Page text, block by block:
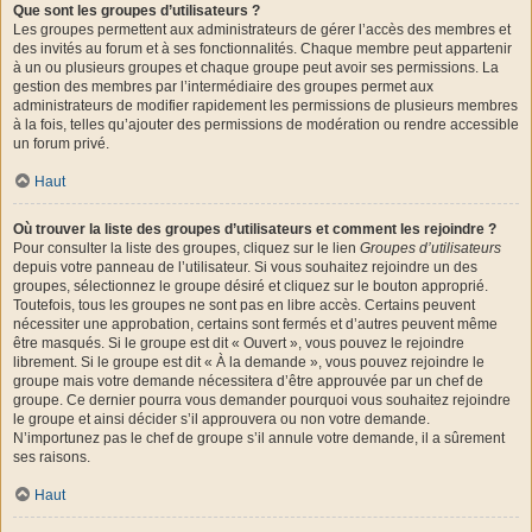
Que sont les groupes d’utilisateurs ?
Les groupes permettent aux administrateurs de gérer l’accès des membres et
des invités au forum et à ses fonctionnalités. Chaque membre peut appartenir
à un ou plusieurs groupes et chaque groupe peut avoir ses permissions. La
gestion des membres par l’intermédiaire des groupes permet aux
administrateurs de modifier rapidement les permissions de plusieurs membres
à la fois, telles qu’ajouter des permissions de modération ou rendre accessible
un forum privé.
Haut
Où trouver la liste des groupes d’utilisateurs et comment les rejoindre ?
Pour consulter la liste des groupes, cliquez sur le lien Groupes d’utilisateurs
depuis votre panneau de l’utilisateur. Si vous souhaitez rejoindre un des
groupes, sélectionnez le groupe désiré et cliquez sur le bouton approprié.
Toutefois, tous les groupes ne sont pas en libre accès. Certains peuvent
nécessiter une approbation, certains sont fermés et d’autres peuvent même
être masqués. Si le groupe est dit « Ouvert », vous pouvez le rejoindre
librement. Si le groupe est dit « À la demande », vous pouvez rejoindre le
groupe mais votre demande nécessitera d’être approuvée par un chef de
groupe. Ce dernier pourra vous demander pourquoi vous souhaitez rejoindre
le groupe et ainsi décider s’il approuvera ou non votre demande.
N’importunez pas le chef de groupe s’il annule votre demande, il a sûrement
ses raisons.
Haut